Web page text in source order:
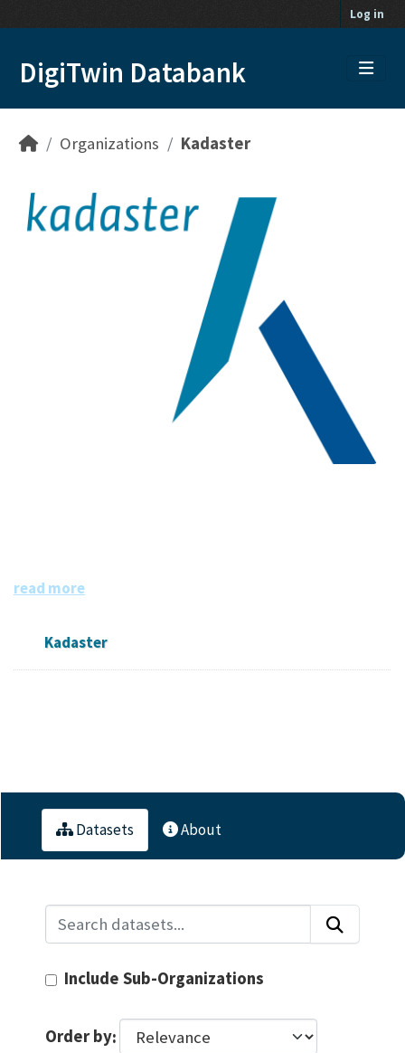
Log in
DigiTwin Databank
Organizations Kadaster
read more
Kadaster
Datasets About
Include Sub-Organizations
Order by